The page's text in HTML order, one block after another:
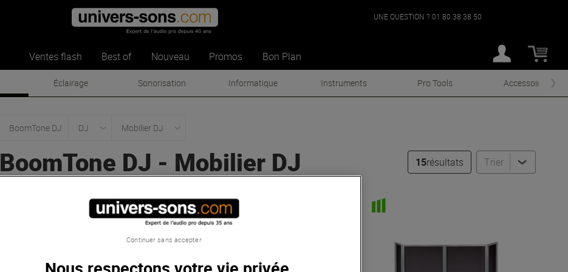
Ventes flash Best of Nouveau Promos Bon Plan
UNE QUESTION ? 01 80 38 38 50
Éclairage Sonorisation Informatique Instruments Pro Tools Accessoires
BoomTone DJ DJ Mobilier DJ
BoomTone DJ - Mobilier DJ 15résultats Trier
Best of
Continuer sans accepter